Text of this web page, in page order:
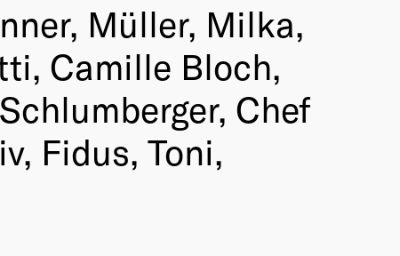
Müller, Milka,
Camille Bloch,
Chef
Fidus, Toni,